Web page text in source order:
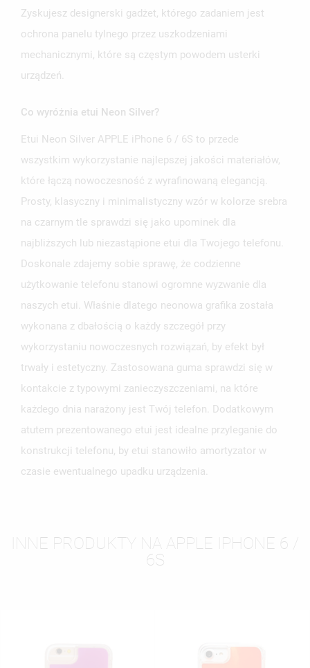
Zyskujesz designerski gadżet, którego zadaniem jest
ochrona panelu tylnego przez uszkodzeniami
mechanicznymi, które są częstym powodem usterki
urządzeń.
Co wyróżnia etui Neon Silver?
Etui Neon Silver APPLE iPhone 6 / 6S to przede
wszystkim wykorzystanie najlepszej jakości materiałów,
które łączą nowoczesność z wyrafinowaną elegancją.
Prosty, klasyczny i minimalistyczny wzór w kolorze srebra
na czarnym tle sprawdzi się jako upominek dla
najbliższych lub niezastąpione etui dla Twojego telefonu.
Doskonale zdajemy sobie sprawę, że codzienne
użytkowanie telefonu stanowi ogromne wyzwanie dla
naszych etui. Właśnie dlatego neonowa grafika została
wykonana z dbałością o każdy szczegół przy
wykorzystaniu nowoczesnych rozwiązań, by efekt był
trwały i estetyczny. Zastosowana guma sprawdzi się w
kontakcie z typowymi zanieczyszczeniami, na które
każdego dnia narażony jest Twój telefon. Dodatkowym
atutem prezentowanego etui jest idealne przyleganie do
konstrukcji telefonu, by etui stanowiło amortyzator w
czasie ewentualnego upadku urządzenia.
INNE PRODUKTY NA APPLE IPHONE 6 /
6S